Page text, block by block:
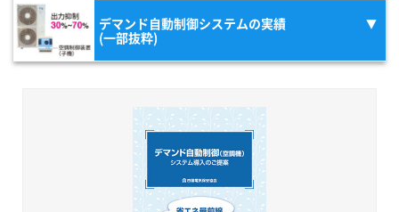
デマンド自動制御システムの実績
(一部抜粋)